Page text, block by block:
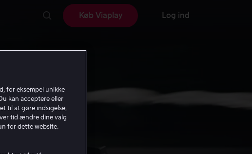
Køb Viaplay Log ind
for eksempel unikke
kan acceptere eller
til at gøre indsigelse,
tid ændre dine valg
for dette website.